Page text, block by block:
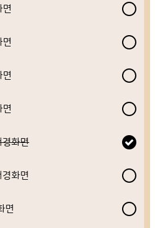
면
면
면
면
경화면
화면
면